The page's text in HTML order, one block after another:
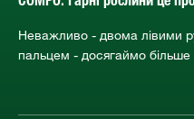
Неважливо - двома лівими
пальцем - досягаймо більше